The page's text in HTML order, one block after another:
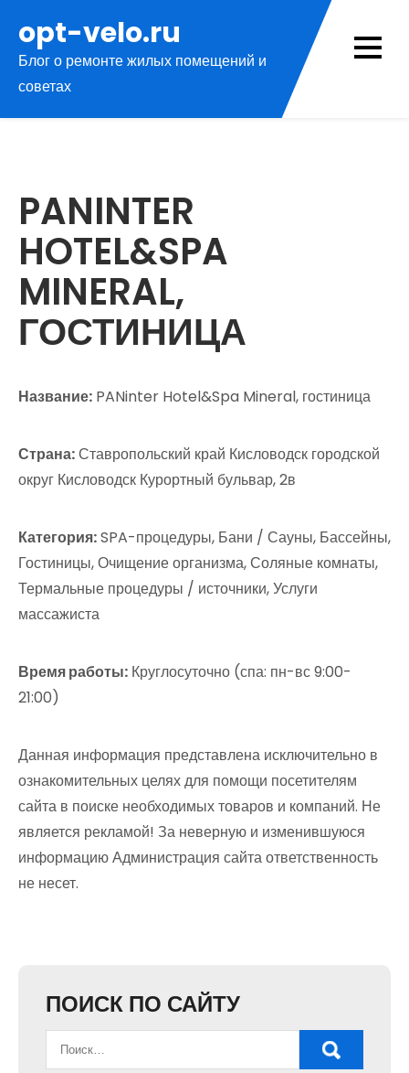
содержимому
opt-velo.ru
Блог о ремонте жилых помещений и
советах
PANINTER
HOTEL&SPA
MINERAL,
ГОСТИНИЦА
Название: PANinter Hotel&Spa Mineral, гостиница
Страна:Ставропольский край Кисловодск городской
округ Кисловодск Курортный бульвар, 2в
Категория:SPA-процедуры, Бани / Сауны, Бассейны,
Гостиницы, Очищение организма, Соляные комнаты,
Термальные процедуры / источники, Услуги
массажиста
Время работы: Круглосуточно (спа: пн-вс 9:00-
21:00)
Данная информация представлена исключительно в
ознакомительных целях для помощи посетителям
сайта в поиске необходимых товаров и компаний. Не
является рекламой! За неверную и изменившуюся
информацию Администрация сайта ответственность
не несет.
ПОИСК ПО САЙТУ